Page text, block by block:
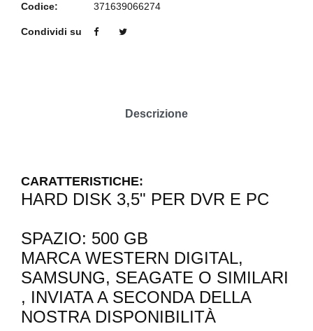
Codice: 371639066274
Condividi su
Descrizione
CARATTERISTICHE:
HARD DISK 3,5" PER DVR E PC
SPAZIO: 500 GB
MARCA WESTERN DIGITAL,
SAMSUNG, SEAGATE O SIMILARI
, INVIATA A SECONDA DELLA
NOSTRA DISPONIBILITÀ